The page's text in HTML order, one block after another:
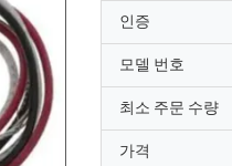
인증
모델 번호
최소 주문 수량
가격